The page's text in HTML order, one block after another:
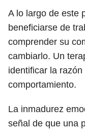
A lo largo de este
beneficiarse de
comprender su
cambiarlo. Un
identificar la
comportamiento.
La inmadurez
señal de que una